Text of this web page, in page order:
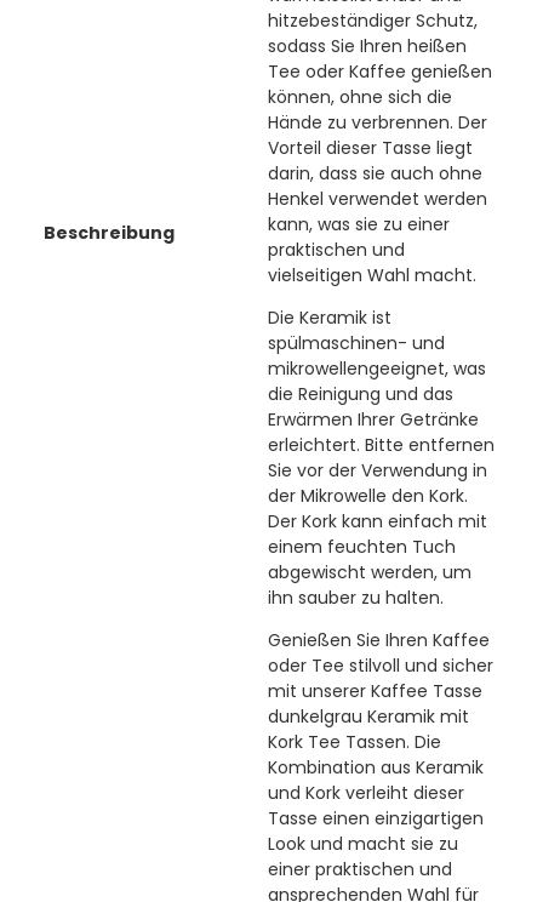
Beschreibung
hitzebeständiger Schutz,
sodass Sie Ihren heißen
Tee oder Kaffee genießen
können, ohne sich die
Hände zu verbrennen. Der
Vorteil dieser Tasse liegt
darin, dass sie auch ohne
Henkel verwendet werden
kann, was sie zu einer
praktischen und
vielseitigen Wahl macht.
Die Keramik ist
spülmaschinen- und
mikrowellengeeignet, was
die Reinigung und das
Erwärmen Ihrer Getränke
erleichtert. Bitte entfernen
Sie vor der Verwendung in
der Mikrowelle den Kork.
Der Kork kann einfach mit
einem feuchten Tuch
abgewischt werden, um
ihn sauber zu halten.
Genießen Sie Ihren Kaffee
oder Tee stilvoll und sicher
mit unserer Kaffee Tasse
dunkelgrau Keramik mit
Kork Tee Tassen. Die
Kombination aus Keramik
und Kork verleiht dieser
Tasse einen einzigartigen
Look und macht sie zu
einer praktischen und
ansprechenden Wahl für